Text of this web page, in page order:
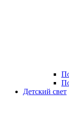
Детский свет